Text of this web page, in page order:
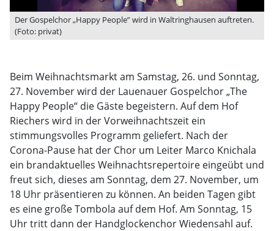
Der Gospelchor „Happy People” wird in Waltringhausen auftreten.
(Foto: privat)
Beim Weihnachtsmarkt am Samstag, 26. und Sonntag,
27. November wird der Lauenauer Gospelchor „The
Happy People“ die Gäste begeistern. Auf dem Hof
Riechers wird in der Vorweihnachtszeit ein
stimmungsvolles Programm geliefert. Nach der
Corona-Pause hat der Chor um Leiter Marco Knichala
ein brandaktuelles Weihnachtsrepertoire eingeübt und
freut sich, dieses am Sonntag, dem 27. November, um
18 Uhr präsentieren zu können. An beiden Tagen gibt
es eine große Tombola auf dem Hof. Am Sonntag, 15
Uhr tritt dann der Handglockenchor Wiedensahl auf.